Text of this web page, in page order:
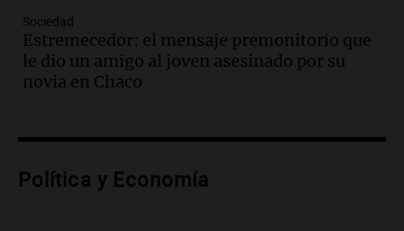
la presencia de 70.000 bolivianos en la
provincia y su integración
Panorama Federal
Episodios
siempre: ''Difundan el milagro''"
Episodios
Sociedad
Estremecedor: el mensaje premonitorio que
le dio un amigo al joven asesinado por su
novia en Chaco
Política y Economía